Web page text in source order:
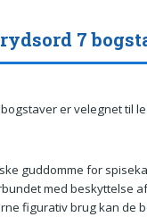
7
er velegnet til
guddomme for
med beskyttelse
figurativ brug kan de